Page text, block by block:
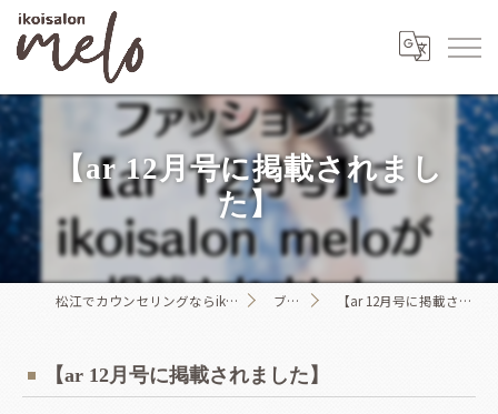
【ar 12月号に掲載されまし
た】
松江でカウンセリングならikoisalon melo ブログ 【ar 12月号に掲載されました】
【ar 12月号に掲載されました】